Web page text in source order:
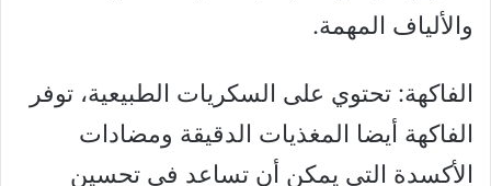
والألياف المهمة.
الفاكهة: تحتوي على السكريات الطبيعية، توفر
الفاكهة أيضا المغذيات الدقيقة ومضادات
الأكسدة التي يمكن أن تساعد في تحسين